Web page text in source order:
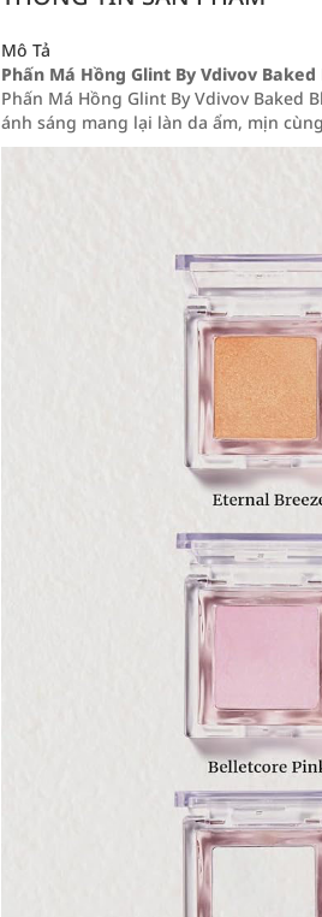
Mô Tả
Phấn Má Hồng Glint By Vdivov
Phấn Má Hồng Glint By Vdivov
ánh sáng mang lại làn da ẩm, mịn